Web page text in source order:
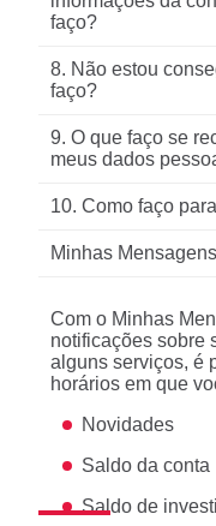
faço?
8. Não estou conseguindo abrir o Infoemail, o que
faço?
9. O que faço se receber um e-mail solicitando
meus dados
Minhas
Com o Minhas
notificações sobre
alguns serviços, é
horários em que
Novidades
Saldo da conta
Saldo de